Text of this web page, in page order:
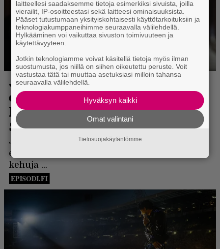
laitteellesi saadaksemme tietoja esimerkiksi sivuista, joilla
vierailit, IP-osoitteestasi sekä laitteesi ominaisuuksista.
Pääset tutustumaan yksityiskohtaisesti käyttötarkoituksiin ja
teknologiakumppaneihimme seuraavalla välilehdellä.
Hylkääminen voi vaikuttaa sivuston toimivuuteen ja
käytettävyyteen.
Jotkin teknologiamme voivat käsitellä tietoja myös ilman
suostumusta, jos niillä on siihen oikeutettu peruste. Voit
vastustaa tätä tai muuttaa asetuksiasi milloin tahansa
seuraavalla välilehdellä.
Hyväksyn kaikki
Omat valintani
Tietosuojakäytäntömme